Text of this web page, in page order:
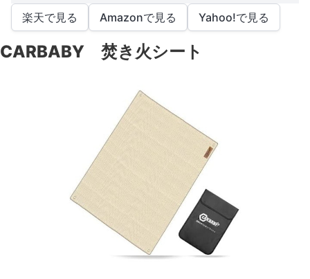
楽天で見る Amazonで見る Yahoo!で見る
CARBABY 焚き火シート